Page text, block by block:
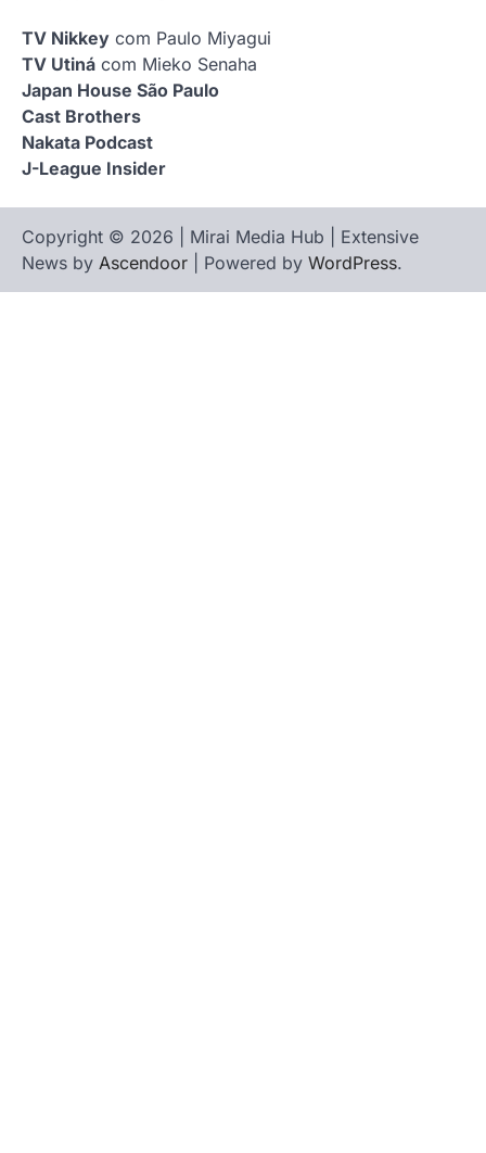
TV Nikkey com Paulo Miyagui
TV Utiná com Mieko Senaha
Japan House São Paulo
Cast Brothers
Nakata Podcast
J-League Insider
Copyright © 2026 | Mirai Media Hub | Extensive
News by Ascendoor | Powered by WordPress.